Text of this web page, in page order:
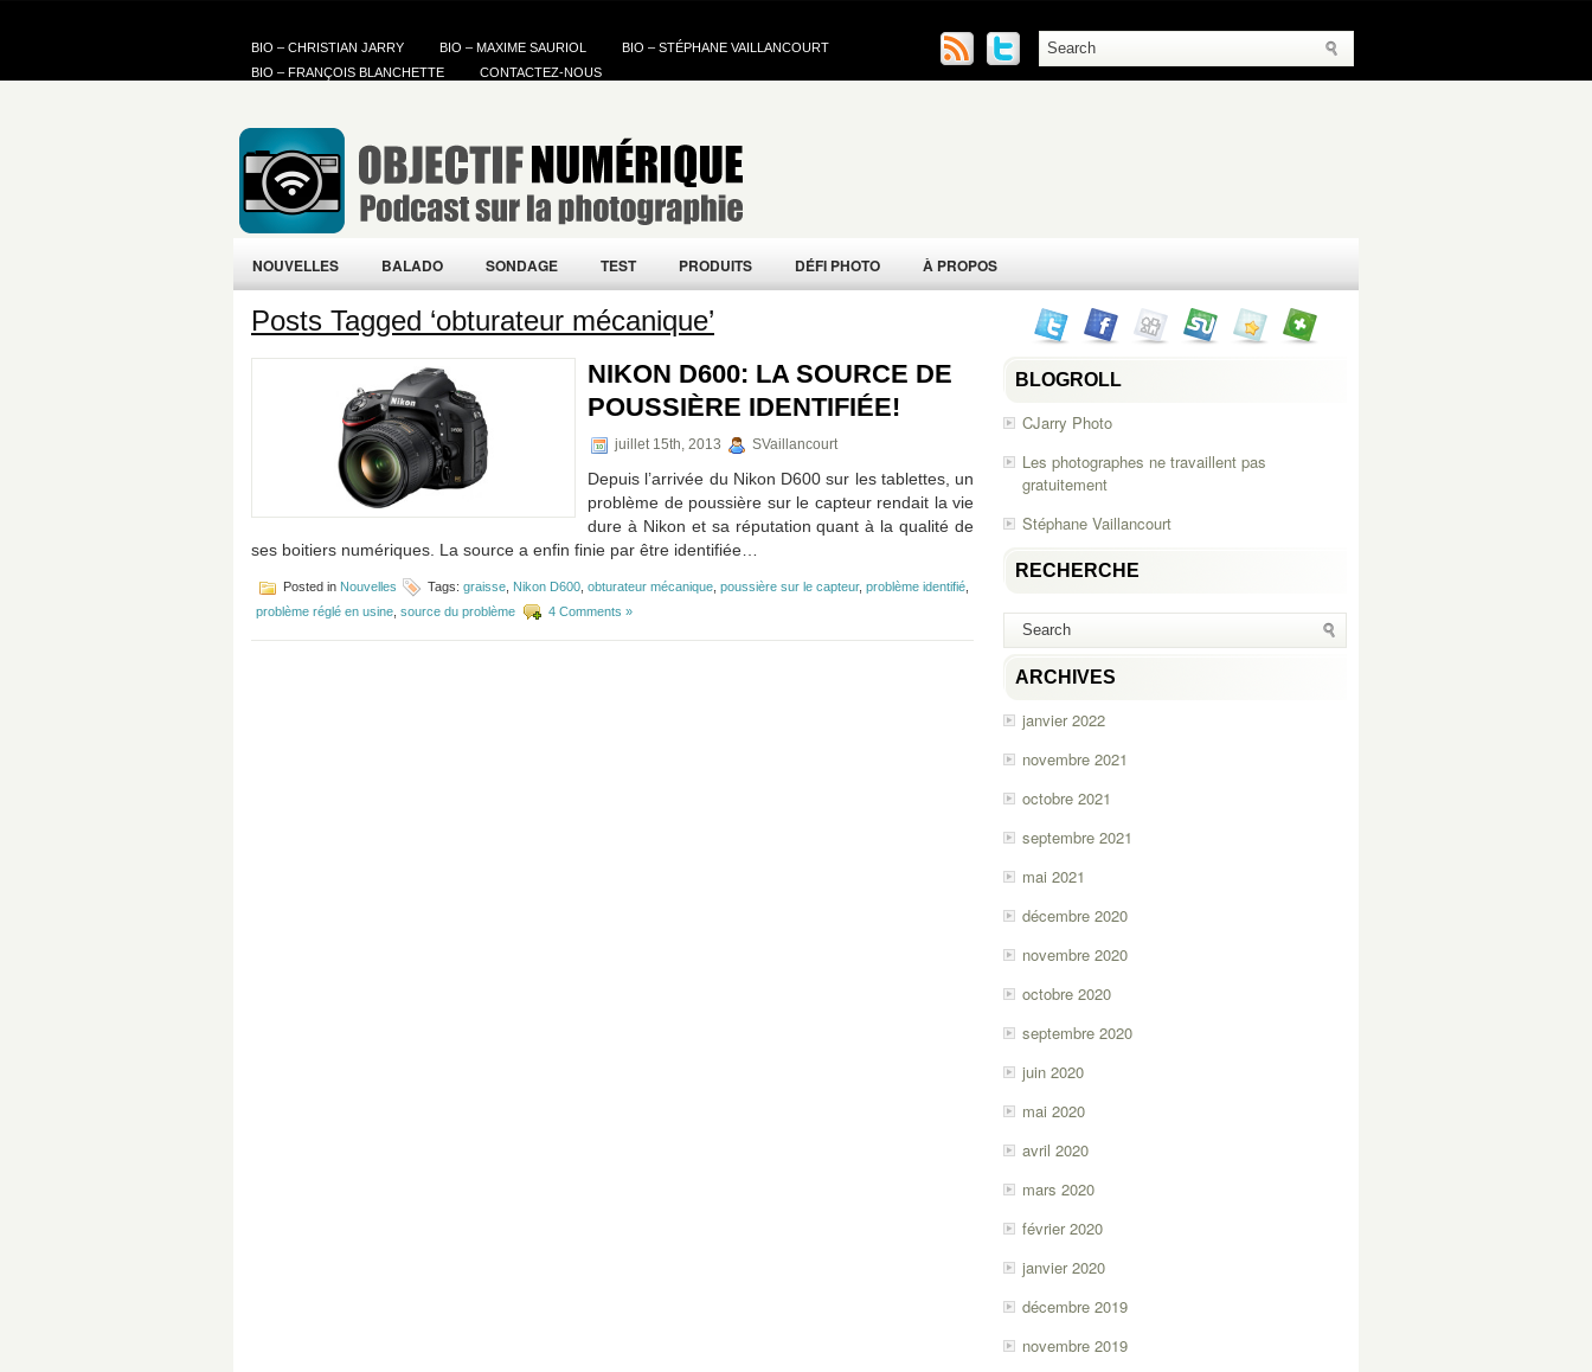
BIO – CHRISTIAN JARRY BIO – MAXIME SAURIOL
BIO – STÉPHANE VAILLANCOURT
BIO – FRANÇOIS BLANCHETTE
CONTACTEZ-NOUS
NOUVELLES BALADO SONDAGE TEST PRODUITS DÉFI PHOTO À PROPOS
Posts Tagged ‘obturateur mécanique’
NIKON D600: LA SOURCE DE
POUSSIÈRE IDENTIFIÉE!
juillet 15th, 2013 SVaillancourt
Depuis l’arrivée du Nikon D600 sur les tablettes, un
problème de poussière sur le capteur rendait la vie
dure à Nikon et sa réputation quant à la qualité de
ses boitiers numériques. La source a enfin finie par être identifiée…
Posted in Nouvelles Tags: graisse Nikon D600 obturateur mécanique poussière sur le capteur, problème identifié
problème réglé en usine source du problème 4 Comments »
BLOGROLL
CJarry Photo
Les photographes ne travaillent pas
gratuitement
Stéphane Vaillancourt
RECHERCHE
ARCHIVES
janvier 2022
novembre 2021
octobre 2021
septembre 2021
mai 2021
décembre 2020
novembre 2020
octobre 2020
septembre 2020
juin 2020
mai 2020
avril 2020
mars 2020
février 2020
janvier 2020
décembre 2019
novembre 2019